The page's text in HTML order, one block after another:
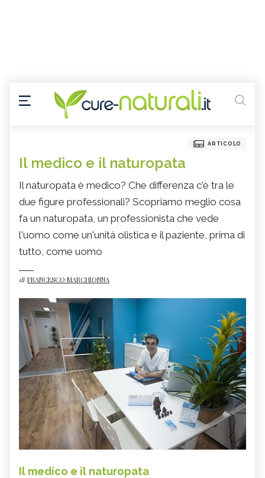
ARTICOLO
Il medico e il naturopata
Il naturopata è medico? Che differenza c'è tra le
due figure professionali? Scopriamo meglio cosa
fa un naturopata, un professionista che vede
l'uomo come un'unità olistica e il paziente, prima di
tutto, come uomo
di FRANCESCO MARCHIONNA
Il medico e il naturopata